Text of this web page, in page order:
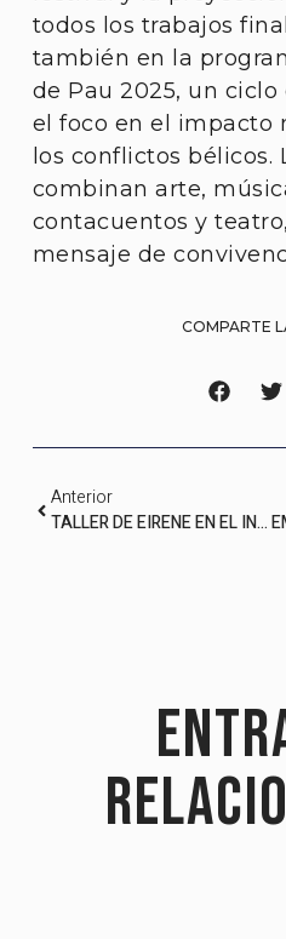
todos los trabajos
también en la
de Pau 2025, un
el foco en el impacto
los conflictos bélicos.
combinan arte,
contacuentos y
mensaje de
COMPARTE
Anterior
TALLER DE EIRENE EN EL INSTITUT NOU BARRIS SOBRE GAZA CON EL FOTÓGRAFO JUAN CARLOS TOMASI